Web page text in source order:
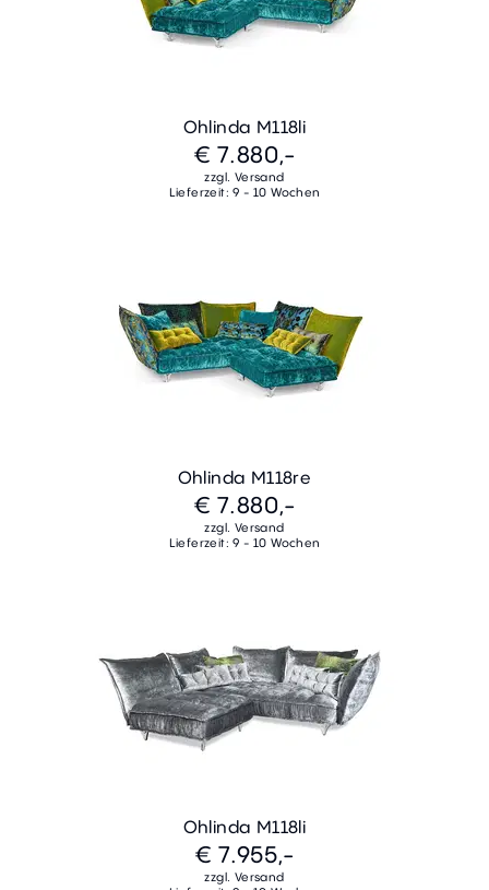
Ohlinda M118li
€ 7.880,-
zzgl. Versand
Lieferzeit: 9 - 10 Wochen
Ohlinda M118re
€ 7.880,-
zzgl. Versand
Lieferzeit: 9 - 10 Wochen
Ohlinda M118li
€ 7.955,-
zzgl. Versand